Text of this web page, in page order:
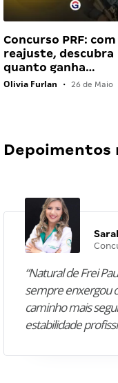
Concurso PRF: com
reajuste, descubra
quanto ganha…
Olivia Furlan • 26 de Maio
Depoimentos
“Natural de Frei
sempre enxergou
caminho mais
estabilidade